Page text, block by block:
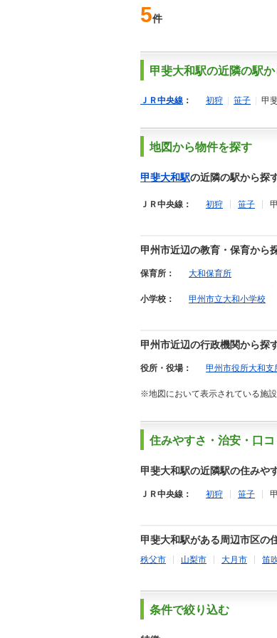
5件
甲斐大和駅の近隣の駅
ＪＲ中央線 ： 初狩 笹子 甲
地図から物件を探す
甲斐大和駅の近隣の駅から探
ＪＲ中央線： 初狩 笹子
甲州市近辺の教育・保育から
保育所： 大和保育所
小学校： 甲州市立大和小学校
甲州市近辺の行政機関から探
役所・役場： 甲州市役所大和支
※地図において表示されている施
住みやすさ・治安・口
甲斐大和駅の近隣駅の住みや
ＪＲ中央線： 初狩 笹子
甲斐大和駅がある周辺市区の
秩父市 山梨市 大月市 笛
条件で絞り込む